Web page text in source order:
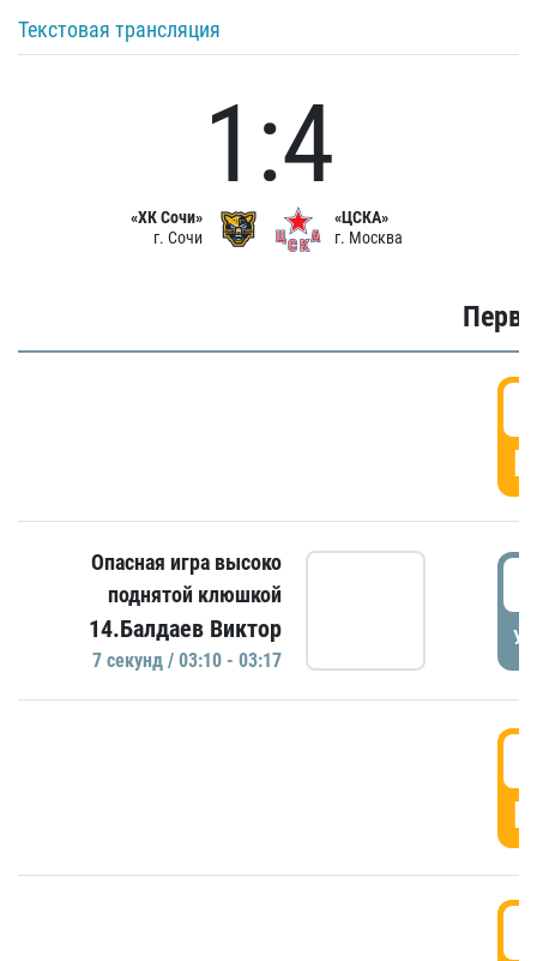
Текстовая трансляция
«ХК Сочи»
г. Сочи
1:4
«ЦСКА»
г. Москва
Опасная игра высоко
поднятой клюшкой
14.Балдаев Виктор
7 секунд / 03:10 - 03:17